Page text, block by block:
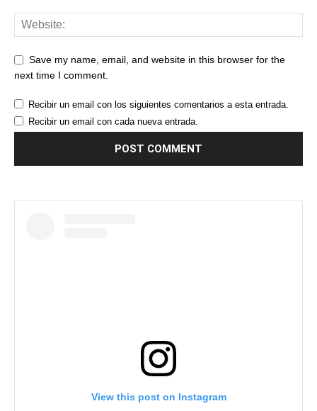
Save my name, email, and website in this browser for the
next time I comment.
Recibir un email con los siguientes comentarios a esta entrada.
Recibir un email con cada nueva entrada.
View this post on Instagram